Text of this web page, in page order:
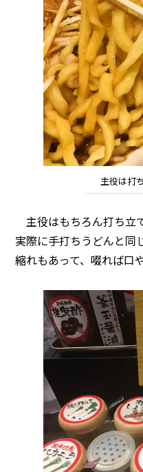
主役は打
主役はもちろん打ち立
実際に手打ちうどんと同
縮れもあって、啜れば口